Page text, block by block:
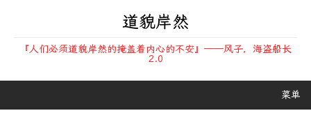
道貌岸然
『人们必须道貌岸然的掩盖着内心的不安』——风子，海盗船长
2.0
菜单